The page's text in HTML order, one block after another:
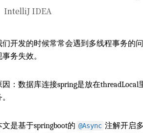
IntelliJ IDEA
们开发的时候常常会遇到多线程事务的
事务失效。
因：数据库连接spring是放在
文是基于springboot的 @Async 注解开启